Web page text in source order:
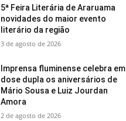
5ª Feira Literária de Araruama
novidades do maior evento
literário da região
3 de agosto de 2026
Imprensa fluminense celebra em
dose dupla os aniversários de
Mário Sousa e Luiz Jourdan
Amora
2 de agosto de 2026